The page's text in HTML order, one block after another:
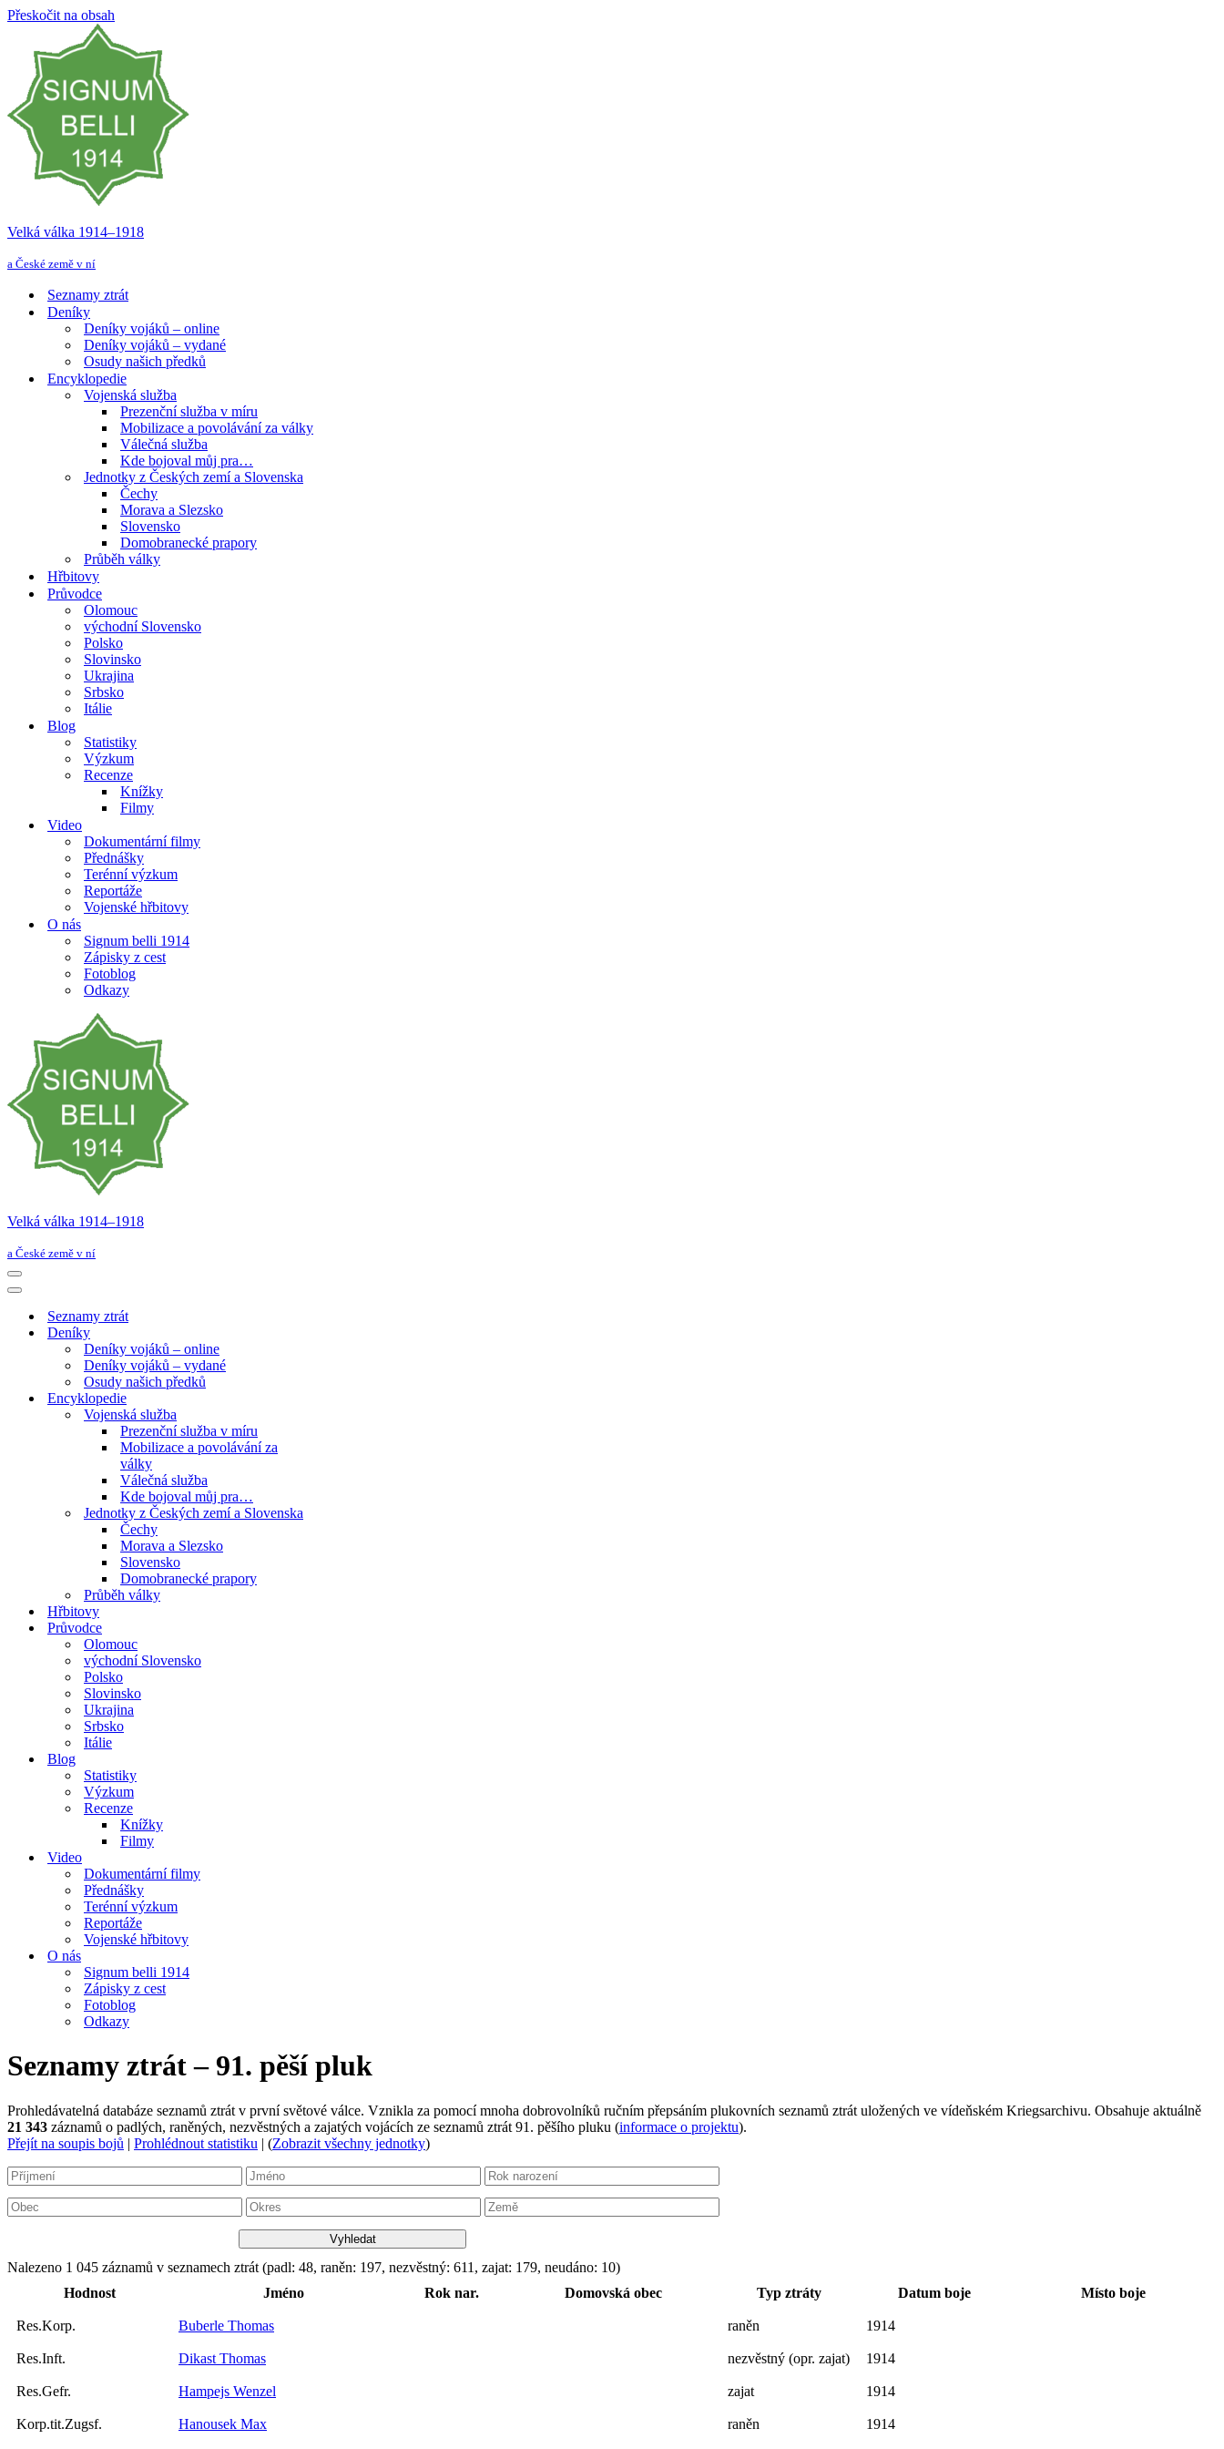
Přeskočit na obsah
Velká válka 1914–⁠⁠⁠⁠⁠⁠1918
a České země v ní
Seznamy ztrát
Deníky
Deníky vojáků – online
Deníky vojáků – vydané
Osudy našich předků
Encyklopedie
Vojenská služba
Prezenční služba v míru
Mobilizace a povolávání za války
Válečná služba
Kde bojoval můj pra…
Jednotky z Českých zemí a Slovenska
Čechy
Morava a Slezsko
Slovensko
Domobranecké prapory
Průběh války
Hřbitovy
Průvodce
Olomouc
východní Slovensko
Polsko
Slovinsko
Ukrajina
Srbsko
Itálie
Blog
Statistiky
Výzkum
Recenze
Knížky
Filmy
Video
Dokumentární filmy
Přednášky
Terénní výzkum
Reportáže
Vojenské hřbitovy
O nás
Signum belli 1914
Zápisky z cest
Fotoblog
Odkazy
Velká válka 1914–⁠⁠⁠⁠⁠⁠1918
a České země v ní
Navigační
menu
Navigační
Seznamy ztrát
Deníky
Deníky vojáků – online
Deníky vojáků – vydané
Osudy našich předků
Encyklopedie
Vojenská služba
Prezenční služba v míru
Mobilizace a povolávání za
války
Válečná služba
Kde bojoval můj pra…
Jednotky z Českých zemí a Slovenska
Čechy
Morava a Slezsko
Slovensko
Domobranecké prapory
Průběh války
Hřbitovy
Průvodce
Olomouc
východní Slovensko
Polsko
Slovinsko
Ukrajina
Srbsko
Itálie
Blog
Statistiky
Výzkum
Recenze
Knížky
Filmy
Video
Dokumentární filmy
Přednášky
Terénní výzkum
Reportáže
Vojenské hřbitovy
O nás
Signum belli 1914
Zápisky z cest
Fotoblog
Odkazy
Seznamy ztrát – 91. pěší pluk
Prohledávatelná databáze seznamů ztrát v první světové válce. Vznikla za pomocí mnoha dobrovolníků ručním přepsáním plukovních seznamů ztrát uložených ve vídeňském Kriegsarchivu. Obsahuje aktuálně
21 343 záznamů o padlých, raněných, nezvěstných a zajatých vojácích ze seznamů ztrát 91. pěšího pluku (informace o projektu).
Přejít na soupis bojů | Prohlédnout statistiku | (Zobrazit všechny jednotky)
Nalezeno 1 045 záznamů v seznamech ztrát (padl: 48, raněn: 197, nezvěstný: 611, zajat: 179, neudáno: 10)
Hodnost
Jméno Rok nar. Domovská obec Typ ztráty Datum boje Místo boje
Res.Korp. Buberle Thomas raněn 1914
Res.Inft. Dikast Thomas nezvěstný (opr. zajat) 1914
Res.Gefr. Hampejs Wenzel zajat 1914
Korp.tit.Zugsf. Hanousek Max raněn 1914